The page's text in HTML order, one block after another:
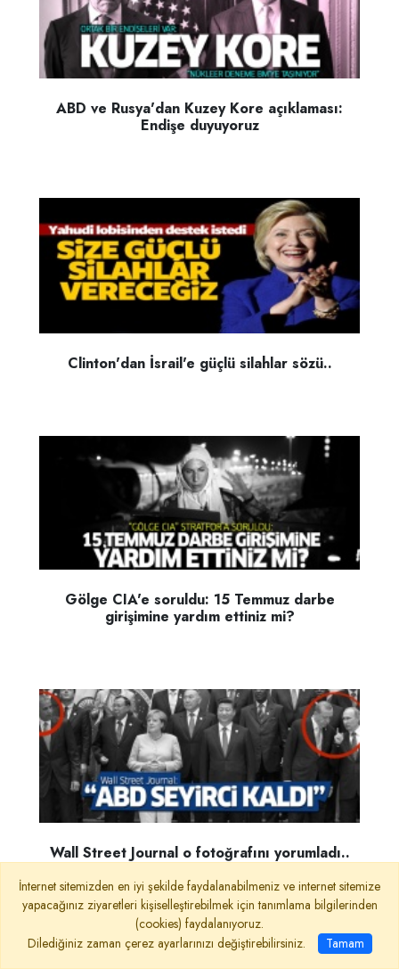
ABD ve Rusya'dan Kuzey Kore açıklaması:
Endişe duyuyoruz
Clinton'dan İsrail'e güçlü silahlar sözü..
Gölge CIA'e soruldu: 15 Temmuz darbe
girişimine yardım ettiniz mi?
Wall Street Journal o fotoğrafını yorumladı..
İnternet sitemizden en iyi şekilde faydalanabilmeniz ve internet sitemize
yapacağınız ziyaretleri kişiselleştirebilmek için tanımlama bilgilerinden
(cookies) faydalanıyoruz.
Dilediğiniz zaman çerez ayarlarınızı değiştirebilirsiniz.
Tamam